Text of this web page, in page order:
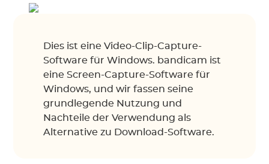
Dies ist eine Video-Clip-Capture-
Software für Windows. bandicam ist
eine Screen-Capture-Software für
Windows, und wir fassen seine
grundlegende Nutzung und
Nachteile der Verwendung als
Alternative zu Download-Software.